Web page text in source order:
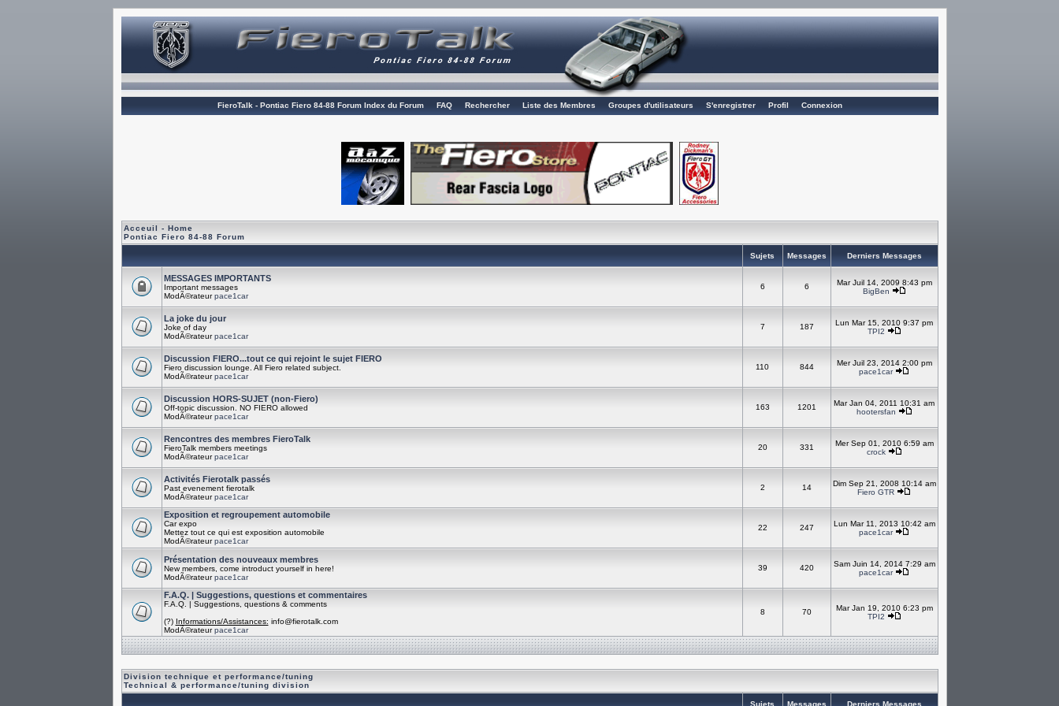
FieroTalk - Pontiac Fiero 84-88 Forum Index du Forum FAQ Rechercher Liste des Membres Groupes d'utilisateurs S'enregistrer Profil Connexion
Acceuil - Home
Pontiac Fiero 84-88 Forum
Sujets Messages Derniers Messages
MESSAGES IMPORTANTS
Important messages
ModÃ©rateurpace1car
6 6
Mar Juil 14, 2009 8:43 pm
BigBen
La joke du jour
Joke of day
ModÃ©rateurpace1car
7 187
Lun Mar 15, 2010 9:37 pm
TPI2
Discussion FIERO...tout ce qui rejoint le sujet FIERO
Fiero discussion lounge. All Fiero related subject.
ModÃ©rateurpace1car
110 844
Mer Juil 23, 2014 2:00 pm
pace1car
Discussion HORS-SUJET (non-Fiero)
Off-topic discussion. NO FIERO allowed
ModÃ©rateurpace1car
163 1201
Mar Jan 04, 2011 10:31 am
hootersfan
Rencontres des membres FieroTalk
FieroTalk members meetings
ModÃ©rateurpace1car
20 331
Mer Sep 01, 2010 6:59 am
crock
Activités Fierotalk passés
Past evenement fierotalk
ModÃ©rateurpace1car
2 14
Dim Sep 21, 2008 10:14 am
Fiero GTR
Exposition et regroupement automobile
Car expo
Mettez tout ce qui est exposition automobile
ModÃ©rateurpace1car
22 247
Lun Mar 11, 2013 10:42 am
pace1car
Présentation des nouveaux membres
New members, come introduct yourself in here!
ModÃ©rateurpace1car
39 420
Sam Juin 14, 2014 7:29 am
pace1car
F.A.Q. | Suggestions, questions et commentaires
F.A.Q. | Suggestions, questions & comments
(?) Informations/Assistances: info@fierotalk.com
ModÃ©rateurpace1car
8 70
Mar Jan 19, 2010 6:23 pm
TPI2
Division technique et performance/tuning
Technical & performance/tuning division
Sujets Messages Derniers Messages